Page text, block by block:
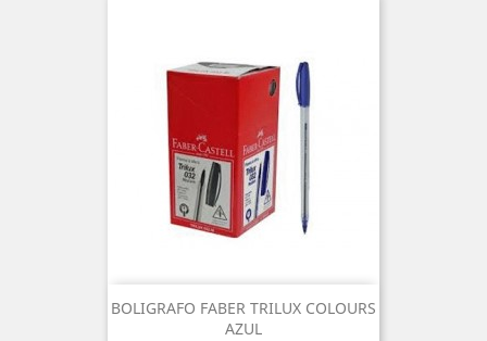
BOLIGRAFO FABER TRILUX COLOURS
AZUL